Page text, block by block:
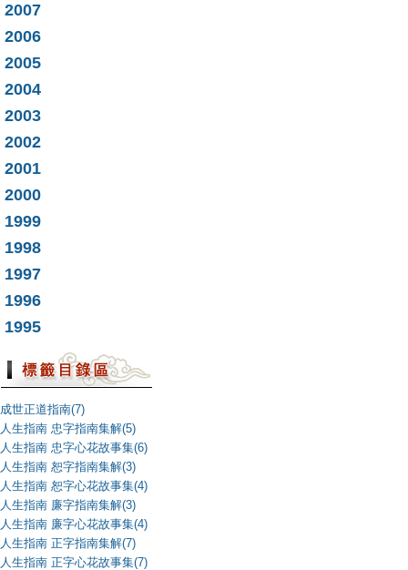
2007
2006
2005
2004
2003
2002
2001
2000
1999
1998
1997
1996
1995
成世正道指南(7)
人生指南 忠字指南集解(5)
人生指南 忠字心花故事集(6)
人生指南 恕字指南集解(3)
人生指南 恕字心花故事集(4)
人生指南 廉字指南集解(3)
人生指南 廉字心花故事集(4)
人生指南 正字指南集解(7)
人生指南 正字心花故事集(7)